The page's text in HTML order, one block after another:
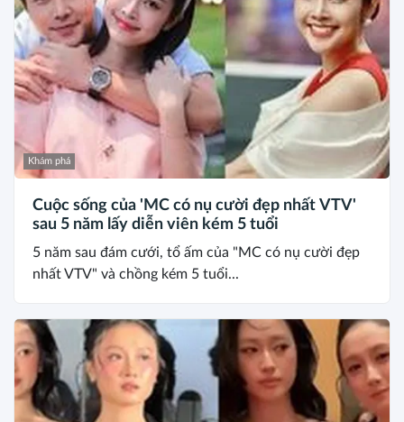
Khám phá
Cuộc sống của 'MC có nụ cười đẹp nhất VTV'
sau 5 năm lấy diễn viên kém 5 tuổi
5 năm sau đám cưới, tổ ấm của "MC có nụ cười đẹp
nhất VTV" và chồng kém 5 tuổi...